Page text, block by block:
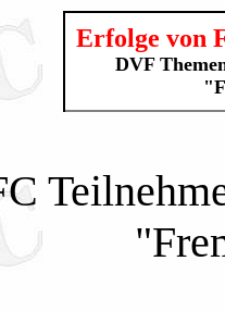
Erfolge von
DVF